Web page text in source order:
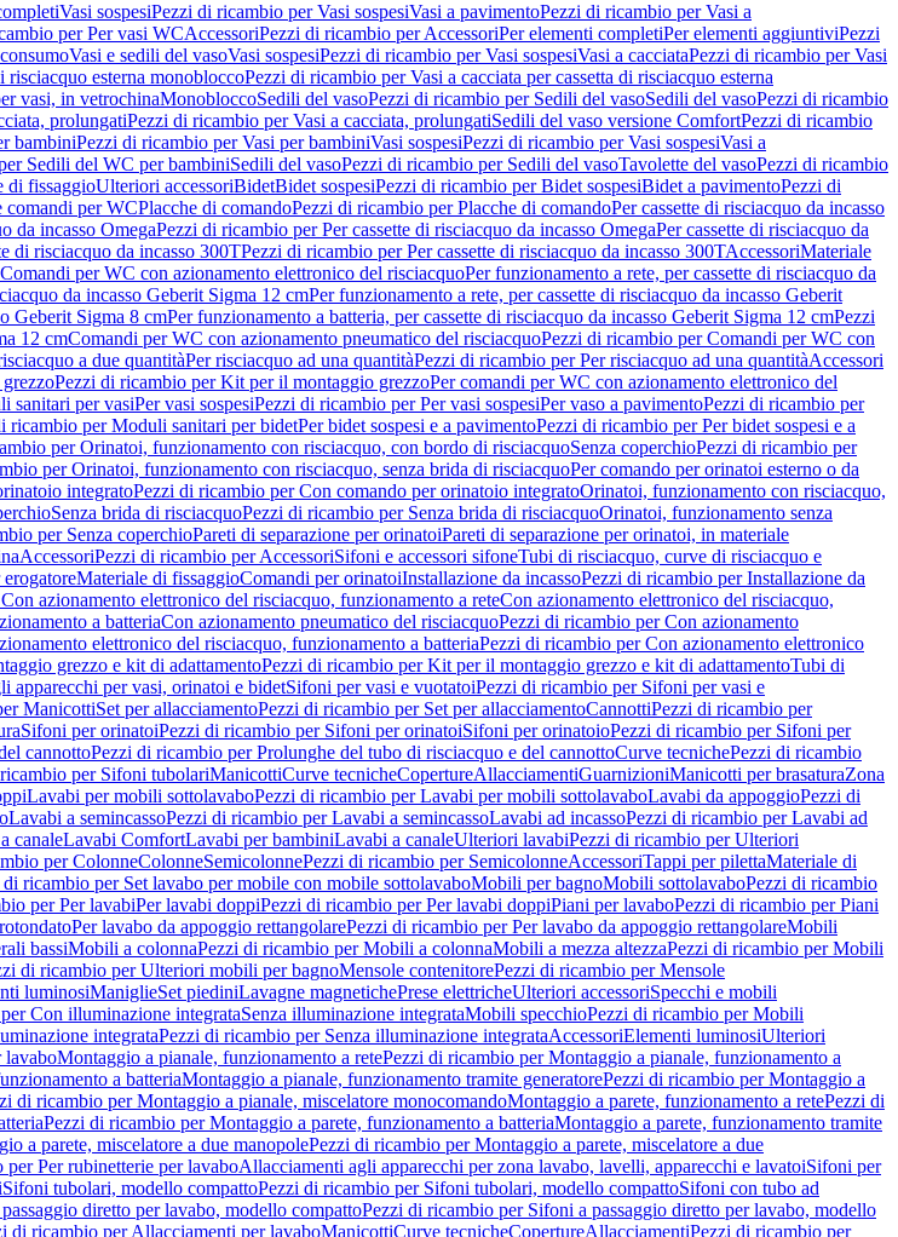
Vasi sospesiPezzi di ricambio per Vasi sospesiVasi a pavimentoPezzi di ricambio per Vasi a
per Per vasi WCAccessoriPezzi di ricambio per AccessoriPer elementi completiPer elementi aggiuntiviPezzi
Vasi e sedili del vasoVasi sospesiPezzi di ricambio per Vasi sospesiVasi a cacciataPezzi di ricambio per Vasi
risciacquo esterna monobloccoPezzi di ricambio per Vasi a cacciata per cassetta di risciacquo esterna
vasi, in vetrochinaMonobloccoSedili del vasoPezzi di ricambio per Sedili del vasoSedili del vasoPezzi di ricambio
prolungatiPezzi di ricambio per Vasi a cacciata, prolungatiSedili del vaso versione ComfortPezzi di ricambio
bambiniPezzi di ricambio per Vasi per bambiniVasi sospesiPezzi di ricambio per Vasi sospesiVasi a
Sedili del WC per bambiniSedili del vasoPezzi di ricambio per Sedili del vasoTavolette del vasoPezzi di ricambio
di fissaggioUlteriori accessoriBidetBidet sospesiPezzi di ricambio per Bidet sospesiBidet a pavimentoPezzi di
comandi per WCPlacche di comandoPezzi di ricambio per Placche di comandoPer cassette di risciacquo da incasso
da incasso OmegaPezzi di ricambio per Per cassette di risciacquo da incasso OmegaPer cassette di risciacquo da
di risciacquo da incasso 300TPezzi di ricambio per Per cassette di risciacquo da incasso 300TAccessoriMateriale
per WC con azionamento elettronico del risciacquoPer funzionamento a rete, per cassette di risciacquo da
da incasso Geberit Sigma 12 cmPer funzionamento a rete, per cassette di risciacquo da incasso Geberit
Geberit Sigma 8 cmPer funzionamento a batteria, per cassette di risciacquo da incasso Geberit Sigma 12 cmPezzi
12 cmComandi per WC con azionamento pneumatico del risciacquoPezzi di ricambio per Comandi per WC con
a due quantitàPer risciacquo ad una quantitàPezzi di ricambio per Per risciacquo ad una quantitàAccessori
Pezzi di ricambio per Kit per il montaggio grezzoPer comandi per WC con azionamento elettronico del
sanitari per vasiPer vasi sospesiPezzi di ricambio per Per vasi sospesiPer vaso a pavimentoPezzi di ricambio per
ricambio per Moduli sanitari per bidetPer bidet sospesi e a pavimentoPezzi di ricambio per Per bidet sospesi e a
per Orinatoi, funzionamento con risciacquo, con bordo di risciacquoSenza coperchioPezzi di ricambio per
per Orinatoi, funzionamento con risciacquo, senza brida di risciacquoPer comando per orinatoi esterno o da
integratoPezzi di ricambio per Con comando per orinatoio integratoOrinatoi, funzionamento con risciacquo,
Senza brida di risciacquoPezzi di ricambio per Senza brida di risciacquoOrinatoi, funzionamento senza
per Senza coperchioPareti di separazione per orinatoiPareti di separazione per orinatoi, in materiale
AccessoriPezzi di ricambio per AccessoriSifoni e accessori sifoneTubi di risciacquo, curve di risciacquo e
Materiale di fissaggioComandi per orinatoiInstallazione da incassoPezzi di ricambio per Installazione da
azionamento elettronico del risciacquo, funzionamento a reteCon azionamento elettronico del risciacquo,
a batteriaCon azionamento pneumatico del risciacquoPezzi di ricambio per Con azionamento
elettronico del risciacquo, funzionamento a batteriaPezzi di ricambio per Con azionamento elettronico
grezzo e kit di adattamentoPezzi di ricambio per Kit per il montaggio grezzo e kit di adattamentoTubi di
apparecchi per vasi, orinatoi e bidetSifoni per vasi e vuotatoiPezzi di ricambio per Sifoni per vasi e
ManicottiSet per allacciamentoPezzi di ricambio per Set per allacciamentoCannottiPezzi di ricambio per
Sifoni per orinatoiPezzi di ricambio per Sifoni per orinatoiSifoni per orinatoioPezzi di ricambio per Sifoni per
cannottoPezzi di ricambio per Prolunghe del tubo di risciacquo e del cannottoCurve tecnichePezzi di ricambio
per Sifoni tubolariManicottiCurve tecnicheCopertureAllacciamentiGuarnizioniManicotti per brasaturaZona
Lavabi per mobili sottolavaboPezzi di ricambio per Lavabi per mobili sottolavaboLavabi da appoggioPezzi di
Lavabi a semincassoPezzi di ricambio per Lavabi a semincassoLavabi ad incassoPezzi di ricambio per Lavabi ad
canaleLavabi ComfortLavabi per bambiniLavabi a canaleUlteriori lavabiPezzi di ricambio per Ulteriori
per ColonneColonneSemicolonnePezzi di ricambio per SemicolonneAccessoriTappi per pilettaMateriale di
di ricambio per Set lavabo per mobile con mobile sottolavaboMobili per bagnoMobili sottolavaboPezzi di ricambio
per Per lavabiPer lavabi doppiPezzi di ricambio per Per lavabi doppiPiani per lavaboPezzi di ricambio per Piani
Per lavabo da appoggio rettangolarePezzi di ricambio per Per lavabo da appoggio rettangolareMobili
bassiMobili a colonnaPezzi di ricambio per Mobili a colonnaMobili a mezza altezzaPezzi di ricambio per Mobili
di ricambio per Ulteriori mobili per bagnoMensole contenitorePezzi di ricambio per Mensole
luminosiManiglieSet piediniLavagne magnetichePrese elettricheUlteriori accessoriSpecchi e mobili
Con illuminazione integrataSenza illuminazione integrataMobili specchioPezzi di ricambio per Mobili
integrataPezzi di ricambio per Senza illuminazione integrataAccessoriElementi luminosiUlteriori
lavaboMontaggio a pianale, funzionamento a retePezzi di ricambio per Montaggio a pianale, funzionamento a
a batteriaMontaggio a pianale, funzionamento tramite generatorePezzi di ricambio per Montaggio a
di ricambio per Montaggio a pianale, miscelatore monocomandoMontaggio a parete, funzionamento a retePezzi di
Pezzi di ricambio per Montaggio a parete, funzionamento a batteriaMontaggio a parete, funzionamento tramite
a parete, miscelatore a due manopolePezzi di ricambio per Montaggio a parete, miscelatore a due
per Per rubinetterie per lavaboAllacciamenti agli apparecchi per zona lavabo, lavelli, apparecchi e lavatoiSifoni per
Sifoni tubolari, modello compattoPezzi di ricambio per Sifoni tubolari, modello compattoSifoni con tubo ad
diretto per lavabo, modello compattoPezzi di ricambio per Sifoni a passaggio diretto per lavabo, modello
di ricambio per Allacciamenti per lavaboManicottiCurve tecnicheCopertureAllacciamentiPezzi di ricambio per